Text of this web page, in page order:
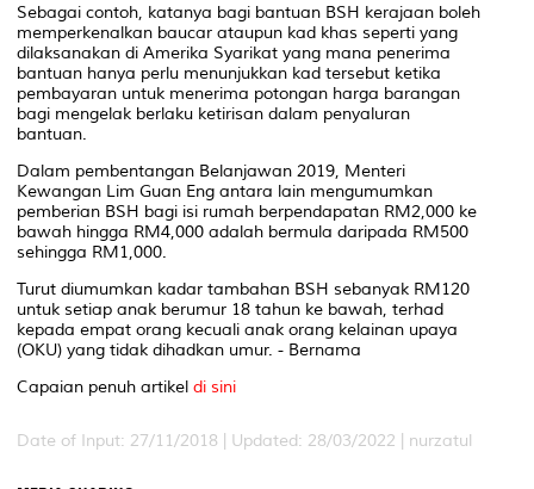
Sebagai contoh, katanya bagi bantuan BSH kerajaan boleh
memperkenalkan baucar ataupun kad khas seperti yang
dilaksanakan di Amerika Syarikat yang mana penerima
bantuan hanya perlu menunjukkan kad tersebut ketika
pembayaran untuk menerima potongan harga barangan
bagi mengelak berlaku ketirisan dalam penyaluran
bantuan.
Dalam pembentangan Belanjawan 2019, Menteri
Kewangan Lim Guan Eng antara lain mengumumkan
pemberian BSH bagi isi rumah berpendapatan RM2,000 ke
bawah hingga RM4,000 adalah bermula daripada RM500
sehingga RM1,000.
Turut diumumkan kadar tambahan BSH sebanyak RM120
untuk setiap anak berumur 18 tahun ke bawah, terhad
kepada empat orang kecuali anak orang kelainan upaya
(OKU) yang tidak dihadkan umur. - Bernama
Capaian penuh artikel di sini
Date of Input: 27/11/2018 | Updated: 28/03/2022 | nurzatul